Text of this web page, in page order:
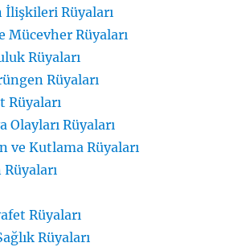
İlişkileri Rüyaları
Mücevher Rüyaları
Rüyaları
Rüyaları
Rüyaları
Olayları Rüyaları
ve Kutlama Rüyaları
Rüyaları
Rüyaları